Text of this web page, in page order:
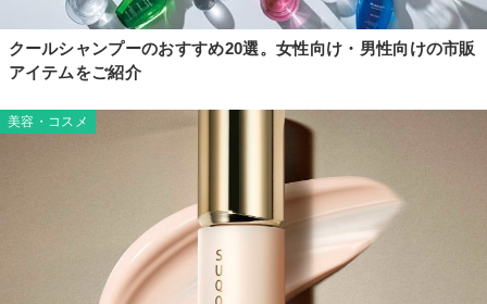
クールシャンプーのおすすめ20選。女性向け・男性向けの市販
アイテムをご紹介
美容・コスメ